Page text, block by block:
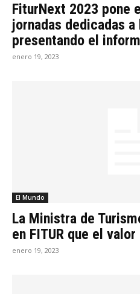
FiturNext 2023 pone
jornadas dedicadas
presentando el
enero 19, 2023
El Mundo
La Ministra de
en FITUR que el
enero 19, 2023